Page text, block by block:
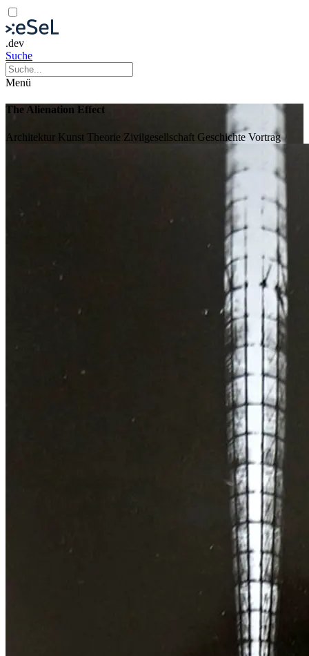
.dev
Suche
Menü
The Alienation Effect
Architektur Kunst Theorie Zivilgesellschaft Geschichte Vortrag